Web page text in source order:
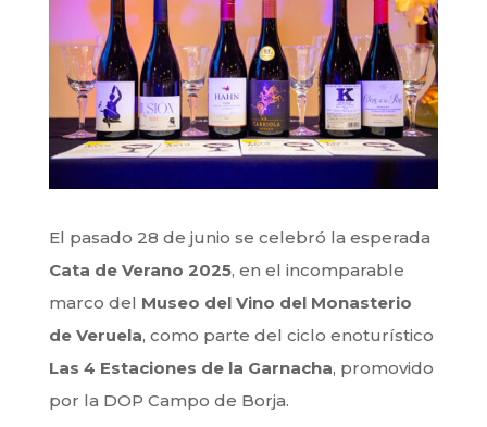
El pasado 28 de junio se celebró la esperada
Cata de Verano 2025, en el incomparable
marco del Museo del Vino del Monasterio
de Veruela, como parte del ciclo enoturístico
Las 4 Estaciones de la Garnacha, promovido
por la DOP Campo de Borja.